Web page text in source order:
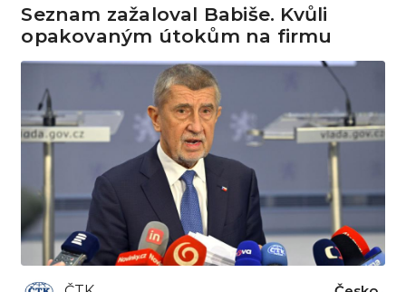
Seznam zažaloval Babiše. Kvůli
opakovaným útokům na firmu